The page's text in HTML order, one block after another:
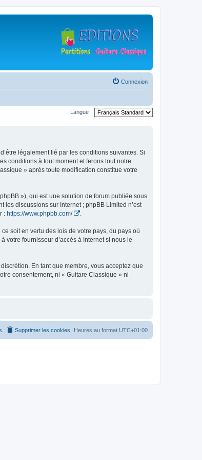
Connexion
Langue :
légalement lié par les conditions suivantes. Si
conditions à tout moment et ferons tout notre
» après toute modification constitue votre
»), qui est une solution de forum publiée sous
les discussions sur Internet ; phpBB Limited n’est
: https://www.phpbb.com/ .
soit en vertu des lois de votre pays, du pays où
votre fournisseur d’accès à Internet si nous le
En tant que membre, vous acceptez que
consentement, ni « Guitare Classique » ni
Heures au format UTC+01:00
Supprimer les cookies